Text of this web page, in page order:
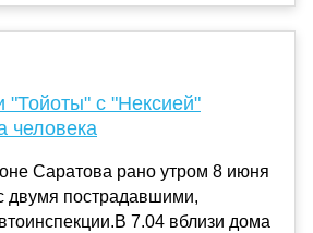
"Тойоты" с "Нексией"
человека
Саратова рано утром 8 июня
двумя пострадавшими,
7.04 вблизи дома